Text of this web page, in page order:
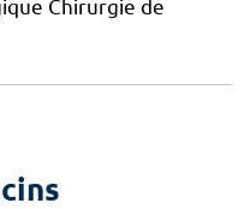
Chirurgie de